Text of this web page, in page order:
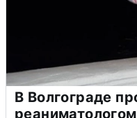
В Волгограде